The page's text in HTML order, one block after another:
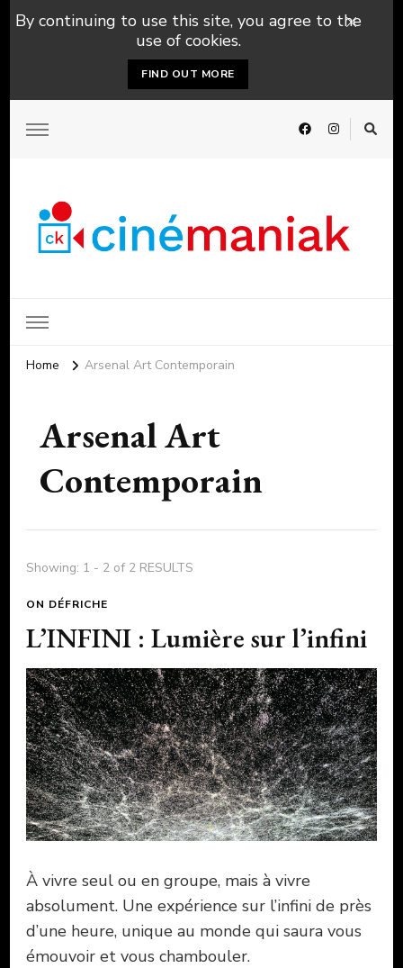
By continuing to use this site, you agree to the
use of cookies.
FIND OUT MORE
Home Arsenal Art Contemporain
Arsenal Art
Contemporain
Showing: 1 - 2 of 2 RESULTS
ON DÉFRICHE
L’INFINI : Lumière sur l’infini
À vivre seul ou en groupe, mais à vivre
absolument. Une expérience sur l’infini de près
d’une heure, unique au monde qui saura vous
émouvoir et vous chambouler.